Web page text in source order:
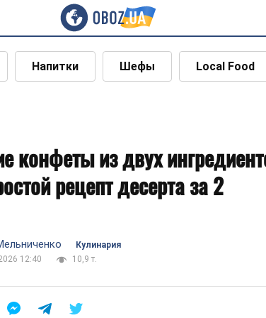
Напитки Шефы Local Food
конфеты из двух
рецепт десерта за 2
Кулинария
12:40
10,9 т.